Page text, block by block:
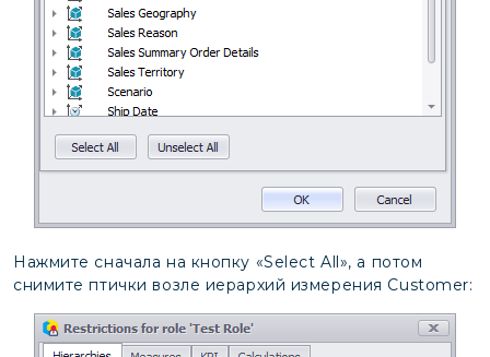
Нажмите сначала на кнопку «Select All», а потом
снимите птички возле иерархий измерения Customer: